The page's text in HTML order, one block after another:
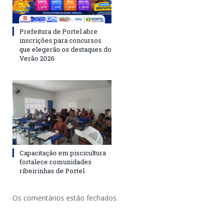
Prefeitura de Portel abre
inscrições para concursos
que elegerão os destaques do
Verão 2026
Capacitação em piscicultura
fortalece comunidades
ribeirinhas de Portel
Os comentários estão fechados.